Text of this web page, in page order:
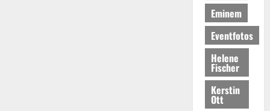
Eminem
Eventfotos
Helene
Fischer
Kerstin
Ott